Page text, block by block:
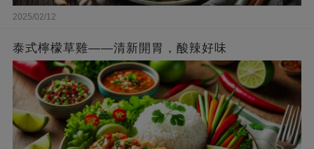
2025/02/12
泰式檸檬草雞——清新開胃，酸辣好味